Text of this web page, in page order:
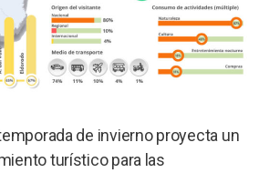
de invierno proyecta un
turístico para las